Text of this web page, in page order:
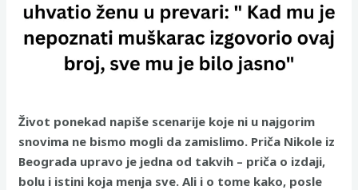
Život ponekad napiše scenarije koje ni u najgorim
snovima ne bismo mogli da zamislimo. Priča Nikole iz
Beograda upravo je jedna od takvih – priča o izdaji,
bolu i istini koja menja sve. Ali i o tome kako, posle